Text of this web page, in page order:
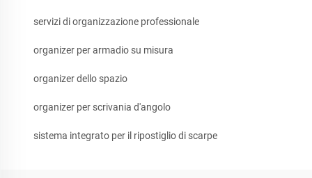
servizi di organizzazione professionale
organizer per armadio su misura
organizer dello spazio
organizer per scrivania d'angolo
sistema integrato per il ripostiglio di scarpe